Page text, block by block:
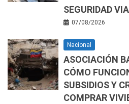
SEGURIDAD
07/08/2026
Nacional
ASOCIACIÓN
CÓMO
SUBSIDIOS Y
COMPRAR